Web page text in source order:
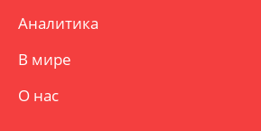
Аналитика
В мире
О нас